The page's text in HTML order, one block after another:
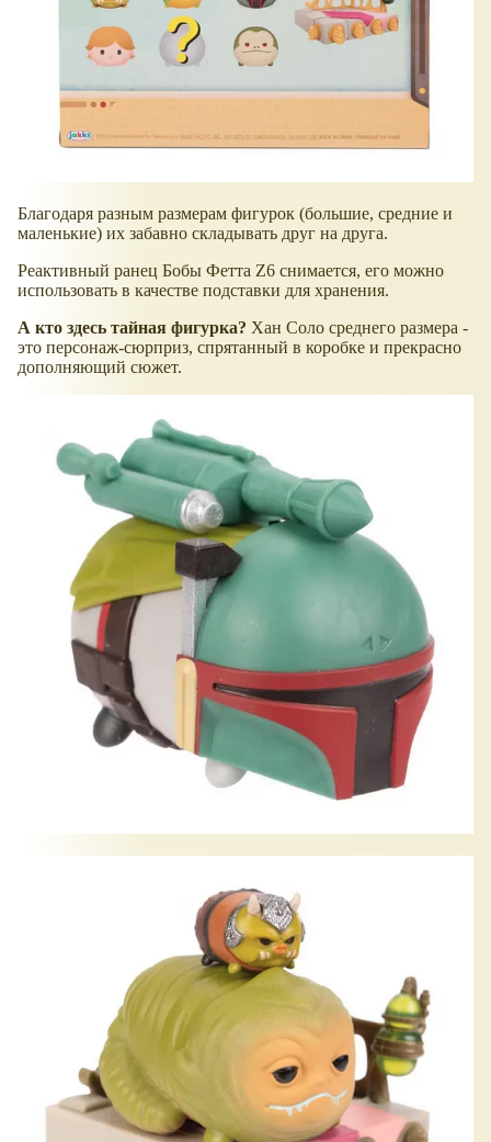
Благодаря разным размерам фигурок (большие, средние и
маленькие) их забавно складывать друг на друга.
Реактивный ранец Бобы Фетта Z6 снимается, его можно
использовать в качестве подставки для хранения.
А кто здесь тайная фигурка? Хан Соло среднего размера -
это персонаж-сюрприз, спрятанный в коробке и прекрасно
дополняющий сюжет.